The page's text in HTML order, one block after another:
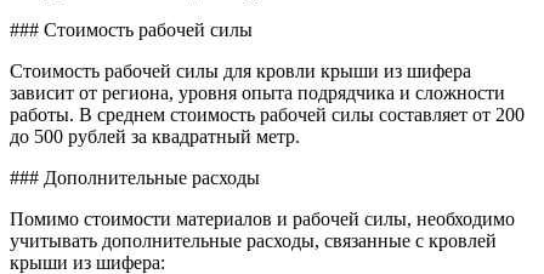
### Стоимость рабочей силы
Стоимость рабочей силы для кровли крыши из шифера
зависит от региона, уровня опыта подрядчика и сложности
работы. В среднем стоимость рабочей силы составляет от 200
до 500 рублей за квадратный метр.
### Дополнительные расходы
Помимо стоимости материалов и рабочей силы, необходимо
учитывать дополнительные расходы, связанные с кровлей
крыши из шифера: